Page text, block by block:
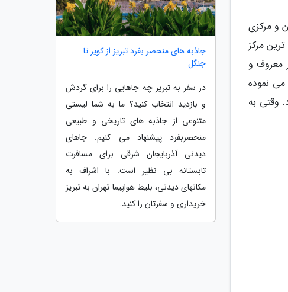
و مرکزی
مرکز
معروف و
می نموده
وقتی به
جاذبه های منحصر بفرد تبریز از کویر تا
جنگل
در سفر به تبریز چه جاهایی را برای گردش
و بازدید انتخاب کنید؟ ما به شما لیستی
متنوعی از جاذبه های تاریخی و طبیعی
منحصربفرد پیشنهاد می کنیم. جاهای
دیدنی آذربایجان شرقی برای مسافرت
تابستانه بی نظیر است. با اشراف به
مکانهای دیدنی، بلیط هواپیما تهران به تبریز
خریداری و سفرتان را کنید.